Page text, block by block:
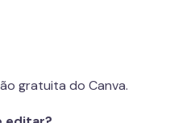
gratuita do Canva.